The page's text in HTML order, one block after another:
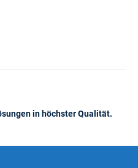
in höchster Qualität.